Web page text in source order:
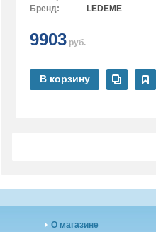
Бренд:
LEDEME
9903 руб.
В корзину
О магазине